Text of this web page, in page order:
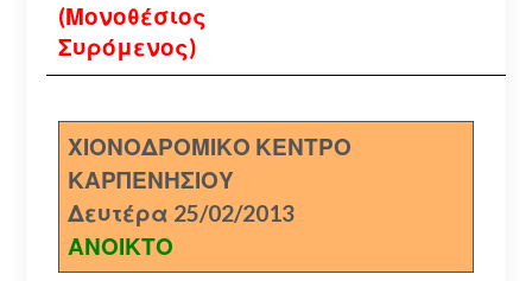
(Μονοθέσιος
Συρόμενος)
ΧΙΟΝΟΔΡΟΜΙΚΟ ΚΕΝΤΡΟ
ΚΑΡΠΕΝΗΣΙΟΥ
Δευτέρα 25/02/2013
ΑΝΟΙΚΤΟ